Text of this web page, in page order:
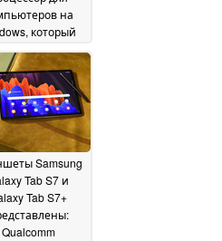
на
который
Apple
17 November 2021
Samsung
Tab S7 и
Tab S7+
Qualcomm